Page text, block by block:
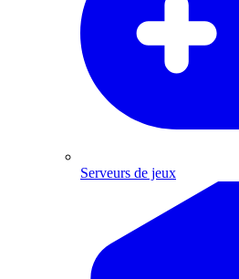
Serveurs de jeux